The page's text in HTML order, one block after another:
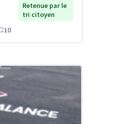
Retenue par le
tri citoyen
10